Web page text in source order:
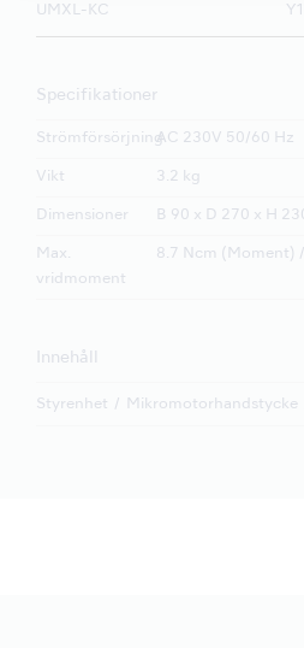
UMXL-KC
Specifikationer
StrömförsörjningAC 230V 50/60 Hz
Vikt 3.2 kg
Dimensioner B 90 x D 270 x H
Max.
vridmoment
8.7 Ncm (Moment)
Innehåll
Styrenhet Mikromotorhandstycke